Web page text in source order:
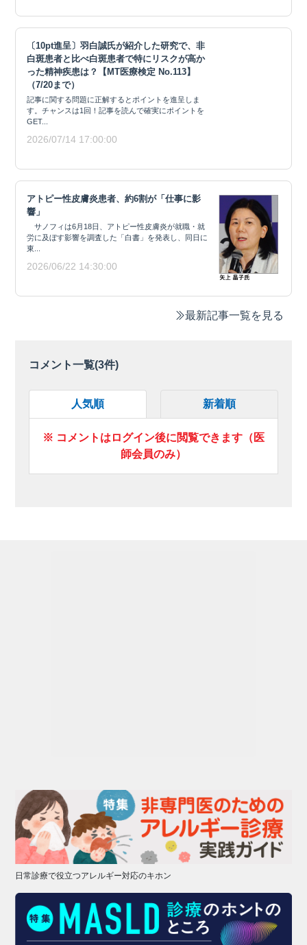
〔10pt進呈〕羽白誠氏が紹介した研究で、非
白斑患者と比べ白斑患者で特にリスクが高か
った精神疾患は？【MT医療検定 No.113】
（7/20まで）
記事に関する問題に正解するとポイントを進呈しま
す。チャンスは1回！記事を読んで確実にポイントを
GET...
2026/07/14 17:00:00
アトピー性皮膚炎患者、約6割が「仕事に影
響」
サノフィは6月18日、アトピー性皮膚炎が就職・就
労に及ぼす影響を調査した「白書」を発表し、同日に
東...
2026/06/22 14:30:00
最新記事一覧を見る
コメント一覧(3件)
人気順 新着順
※ コメントはログイン後に閲覧できます（医
師会員のみ）
日常診療で役立つアレルギー対応のキホン